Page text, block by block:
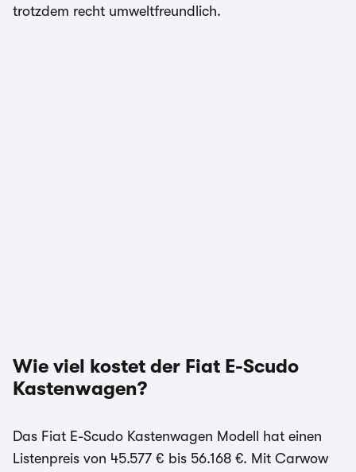
trotzdem recht umweltfreundlich.
Wie viel kostet der Fiat E-Scudo
Kastenwagen?
Das Fiat E-Scudo Kastenwagen Modell hat einen
Listenpreis von 45.577 € bis 56.168 €. Mit Carwow